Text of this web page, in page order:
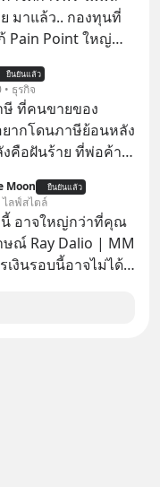
มาแล้ว.. กองทุนที่
Pain Point ใหญ่
ยืนยันแล้ว
ธุรกิจ
ษี ที่คนขายของ
ากโดนภาษีย้อนหลัง
คือฝันร้าย ที่พ่อค้า
Moon ยืนยันแล้ว
ไลฟ์สไตล์
นี้ อาจใหญ่กว่าที่คุณ
ณ์ Ray Dalio | MM
เงินรอบนี้อาจไม่ได้
นายวิกฤตเศรษฐกิจ